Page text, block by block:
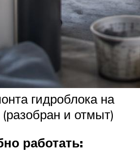
гидроблока на
и отмыт)
работать: